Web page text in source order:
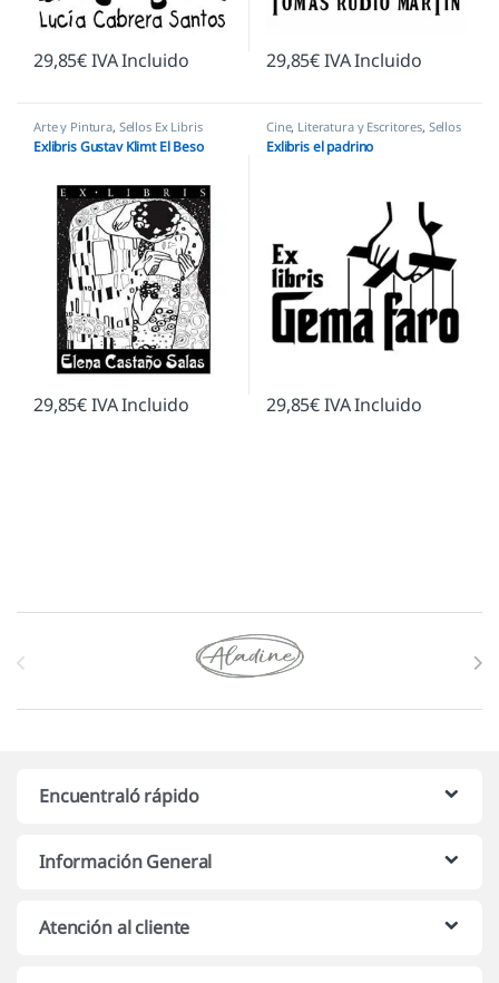
29,85€IVA Incluido 29,85€IVA Incluido
Arte y Pintura, Sellos Ex Libris
Exlibris Gustav Klimt El Beso
29,85€IVA Incluido
Cine, Literatura y Escritores, Sellos
Ex Libris
Exlibris el padrino
29,85€IVA Incluido
Marcas De Carrusel
Encuentraló rápido
Información General
Atención al cliente